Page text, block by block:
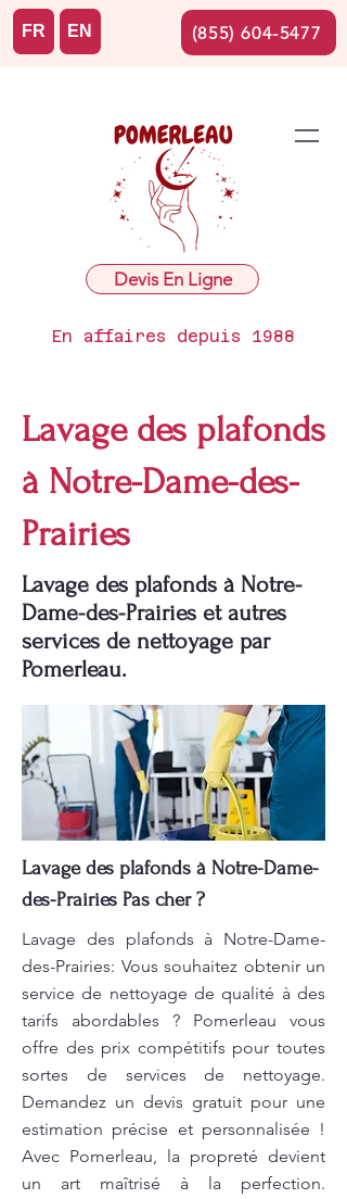
Devis En Ligne
En affaires depuis 1988
FR EN (855) 604-5477
Lavage des plafonds
à Notre-Dame-des-
Prairies
Lavage des plafonds à Notre-
Dame-des-Prairies et autres
services de nettoyage par
Pomerleau.
Lavage des plafonds à Notre-Dame-
des-Prairies Pas cher ?
Lavage des plafonds à Notre-Dame-
des-Prairies: Vous souhaitez obtenir un
service de nettoyage de qualité à des
tarifs abordables ? Pomerleau vous
offre des prix compétitifs pour toutes
sortes de services de nettoyage.
Demandez un devis gratuit pour une
estimation précise et personnalisée !
Avec Pomerleau, la propreté devient
un art maîtrisé à la perfection.